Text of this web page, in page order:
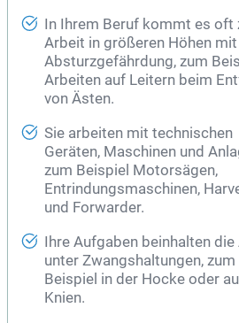
In Ihrem Beruf kommt es oft
Arbeit in größeren Höhen mit
Absturzgefährdung, zum
Arbeiten auf Leitern beim
von Ästen.
Sie arbeiten mit technischen
Geräten, Maschinen und
zum Beispiel Motorsägen,
Entrindungsmaschinen,
und Forwarder.
Ihre Aufgaben beinhalten die
unter Zwangshaltungen, zum
Beispiel in der Hocke oder
Knien.